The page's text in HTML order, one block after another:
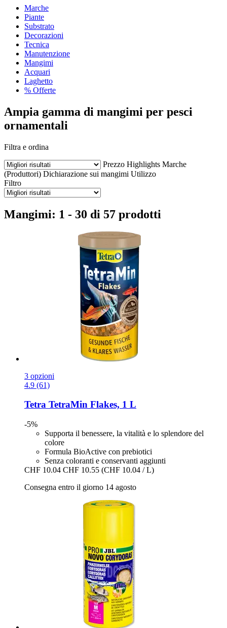
Marche
Piante
Substrato
Decorazioni
Tecnica
Manutenzione
Mangimi
Acquari
Laghetto
% Offerte
Ampia gamma di mangimi per pesci
ornamentali
Filtra e ordina
Prezzo Highlights Marche
(Produttori) Dichiarazione sui mangimi Utilizzo
Filtro
Mangimi: 1 - 30 di 57 prodotti
3 opzioni
4.9 (61)
Tetra TetraMin Flakes, 1 L
-5%
Supporta il benessere, la vitalità e lo splendore del
colore
Formula BioActive con prebiotici
Senza coloranti e conservanti aggiunti
CHF 10.04 CHF 10.55 (CHF 10.04 / L)
Consegna entro il giorno 14 agosto